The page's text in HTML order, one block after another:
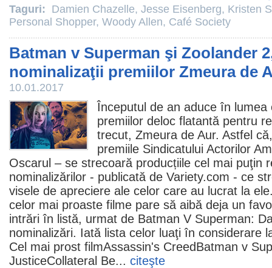
Taguri: Damien Chazelle, Jesse Eisenberg, Kristen
Personal Shopper, Woody Allen, Café Society
Batman v Superman şi Zoolander
nominalizaţii premiilor Zmeura de
10.01.2017
Începutul de an aduce în
premiilor deloc flatantă pentru
trecut, Zmeura de Aur. Astfel
premiile Sindicatului Actorilor
Oscarul – se strecoară producțiile cel mai puţin
nominalizărilor - publicată de Variety.com - ce
visele de apreciere ale celor care au lucrat la
celor mai proaste filme pare să aibă deja un
intrări în listă, urmat de Batman V Superman:
nominalizări. Iată lista celor luaţi în considerare
Cel mai prost filmAssassin's CreedBatman v
JusticeCollateral Be... citeşte